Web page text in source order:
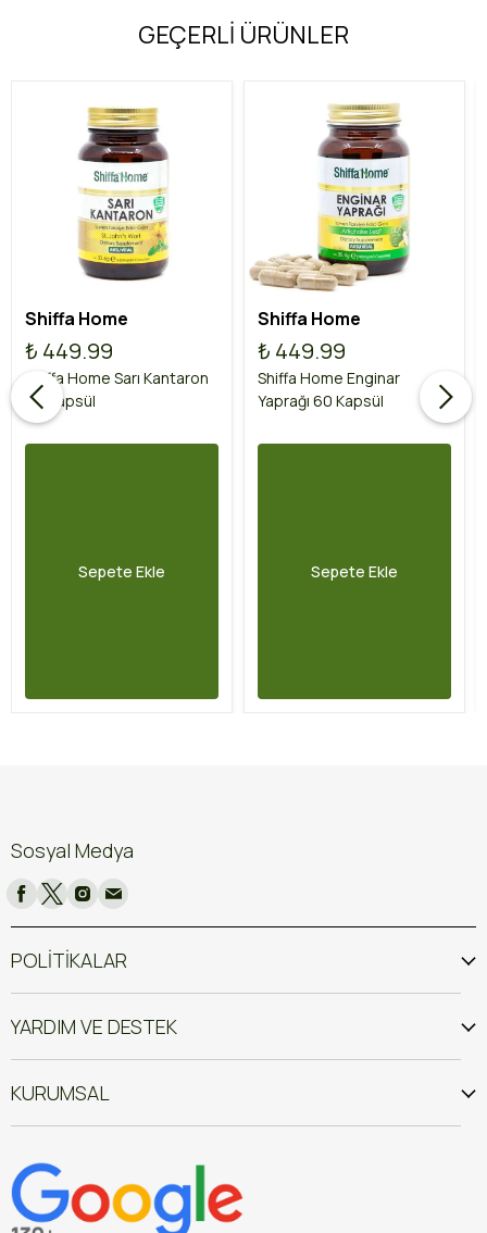
GEÇERLİ ÜRÜNLER
Shiffa Home
₺ 449.99
Shiffa Home Sarı Kantaron
60 Kapsül
Sepete Ekle
Shiffa Home
₺ 449.99
Shiffa Home Enginar
Yaprağı 60 Kapsül
Sepete Ekle
Sosyal Medya
POLİTİKALAR
YARDIM VE DESTEK
KURUMSAL